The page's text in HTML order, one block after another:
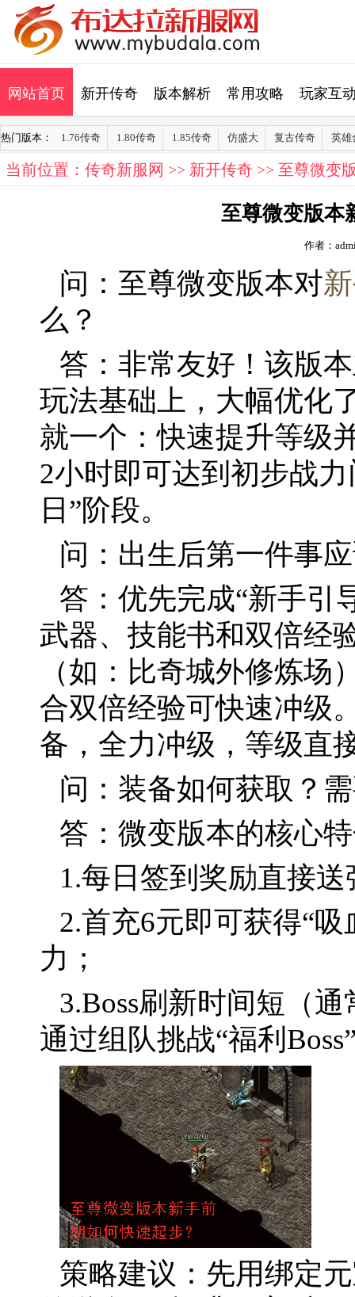
网站首页 新开传奇 版本解析 常用攻略 玩家互
热门版本： 1.76传奇 1.80传奇 1.85传奇 仿盛大 复古传奇 英雄
当前位置： 传奇新服网 >> 新开传奇 >> 至尊微变
至尊微变版本
作者：
问：至尊微变版本对
么？
答：非常友好！该版
玩法基础上，大幅优化
就一个：快速提升等级
2小时即可达到初步战
日”阶段。
问：出生后第一件事
答：优先完成“新手引
武器、技能书和双倍经
（如：比奇城外修炼
合双倍经验可快速冲级
备，全力冲级，等级直
问：装备如何获取？
答：微变版本的核心
1.每日签到奖励直接
2.首充6元即可获得“
力；
3.Boss刷新时间短（
通过组队挑战“福利
策略建议：先用绑定